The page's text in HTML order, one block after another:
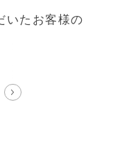
いたお客様の